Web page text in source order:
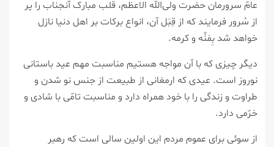
عامّ سرورمان حضرت ولی‌الله الاعظم، قلب مبارک آنجناب را پر
از سُرور فرمایند که از قِبَل آن، انواع برکات بر اهل دنیا نازل
خواهد شد بِمَنِّه و کرمه.
دیگر چیزی که با آن مواجه هستیم مناسبت مهم عید باستانی
نوروز است. عیدی که ارمغانی از طبیعت از جنس نو شدن و
طراوت و زندگی را با خود همراه دارد و مناسبت تامّی با شادی و
خرّمی دارد.
از سوئی برای عموم مردم این اولین سالی است که رهبر